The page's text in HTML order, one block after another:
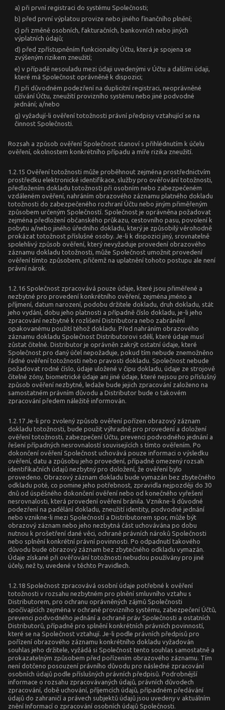
a) při první registraci do systému Společnosti;
b) před první výplatou provize nebo jiného finančního plnění;
c) při změně osobních, fakturačních, bankovních nebo jiných
výplatních údajů;
d) před zpřístupněním funkcionality Účtu, která je spojena se
zvýšeným rizikem zneužití;
e) v případě nesouladu mezi údaji uvedenými v Účtu a dalšími údaji,
které má Společnost oprávněně k dispozici;
f) při důvodném podezření na duplicitní registraci, neoprávněné
užívání Účtu, zneužití provizního systému nebo jiné podvodné
jednání; a/nebo
g) vyžadují-li ověření totožnosti právní předpisy vztahující se na
činnost Společnosti.
Rozsah a způsob ověření Společnost stanoví s přihlédnutím k účelu
ověření, okolnostem konkrétního případu a míře rizika zneužití.
1.2.15 Ověření totožnosti může proběhnout zejména prostřednictvím
prostředku elektronické identifikace, služby pro ověřování totožnosti,
předložením dokladu totožnosti při osobním nebo zabezpečeném
vzdáleném ověření, nahráním obrazového záznamu platného dokladu
totožnosti do zabezpečeného rozhraní Účtu nebo jiným přiměřeným
způsobem určeným Společností. Společnost je oprávněna požadovat
zejména předložení občanského průkazu, cestovního pasu, povolení k
pobytu a/nebo jiného úředního dokladu, který je způsobilý věrohodně
prokázat totožnost příslušné osoby. Je-li k dispozici jiný, srovnatelně
spolehlivý způsob ověření, který nevyžaduje provedení obrazového
záznamu dokladu totožnosti, může Společnost umožnit provedení
ověření tímto způsobem, přičemž na uplatnění tohoto postupu ale není
právní nárok.
1.2.16 Společnost zpracovává pouze údaje, které jsou přiměřené a
nezbytné pro provedení konkrétního ověření, zejména jméno a
příjmení, datum narození, podobu držitele dokladu, druh dokladu, stát
jeho vydání, dobu jeho platnosti a případně číslo dokladu, je-li jeho
zpracování nezbytné k rozlišení Distributora nebo zabránění
opakovanému použití téhož dokladu. Před nahráním obrazového
záznamu dokladu Společnost Distributorovi sdělí, které údaje musí
zůstat čitelné. Distributor je oprávněn zakrýt ostatní údaje, které
Společnost pro daný účel nepožaduje, pokud tím nebude znemožněno
řádné ověření totožnosti nebo pravosti dokladu. Společnost nebude
požadovat rodné číslo, údaje uložené v čipu dokladu, údaje ze strojově
čitelné zóny, biometrické údaje ani jiné údaje, které nejsou pro příslušný
způsob ověření nezbytné, ledaže bude jejich zpracování založeno na
samostatném právním důvodu a Distributor bude o takovém
zpracování předem náležitě informován.
1.2.17 Je-li pro zvolený způsob ověření pořízen obrazový záznam
dokladu totožnosti, bude použit výhradně pro provedení a doložení
ověření totožnosti, zabezpečení Účtu, prevenci podvodného jednání a
řešení případných nesrovnalostí souvisejících s tímto ověřením. Po
dokončení ověření Společnost uchovává pouze informaci o výsledku
ověření, datu a způsobu jeho provedení, případně omezený rozsah
identifikačních údajů nezbytný pro doložení, že ověření bylo
provedeno. Obrazový záznam dokladu bude vymazán bez zbytečného
odkladu poté, co pomine jeho potřebnost, zpravidla nejpozději do 30
dnů od úspěšného dokončení ověření nebo od konečného vyřešení
nesrovnalosti, která provedení ověření bránila. Vznikne-li důvodné
podezření na padělání dokladu, zneužití identity, podvodné jednání
nebo vznikne-li mezi Společností a Distributorem spor, může být
obrazový záznam nebo jeho nezbytná část uchovávána po dobu
nutnou k prošetření dané věci, ochraně právních nároků Společnosti
nebo splnění konkrétní právní povinnosti. Po odpadnutí takového
důvodu bude obrazový záznam bez zbytečného odkladu vymazán.
Údaje získané při ověřování totožnosti nebudou používány pro jiné
účely, než ty, uvedené v těchto Pravidlech.
1.2.18 Společnost zpracovává osobní údaje potřebné k ověření
totožnosti v rozsahu nezbytném pro plnění smluvního vztahu s
Distributorem, pro ochranu oprávněných zájmů Společnosti
spočívajících zejména v ochraně provizního systému, zabezpečení Účtů,
prevenci podvodného jednání a ochraně práv Společnosti a ostatních
Distributorů, případně pro splnění konkrétních právních povinností,
které se na Společnost vztahují. Je-li podle právních předpisů pro
pořízení obrazového záznamu konkrétního dokladu vyžadován
souhlas jeho držitele, vyžádá si Společnost tento souhlas samostatně a
prokazatelným způsobem před pořízením obrazového záznamu. Tím
není dotčeno posouzení právního důvodu pro následné zpracování
osobních údajů podle příslušných právních předpisů. Podrobnější
informace o rozsahu zpracovávaných údajů, právních důvodech
zpracování, době uchování, příjemcích údajů, případném předávání
údajů do zahraničí a právech subjektů údajů jsou uvedeny v aktuálním
znění Informací o zpracování osobních údajů Společnosti.